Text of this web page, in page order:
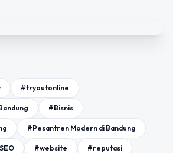
#tryoutonline
#Bisnis
#Pesantren Modern di Bandung
#website #reputasi